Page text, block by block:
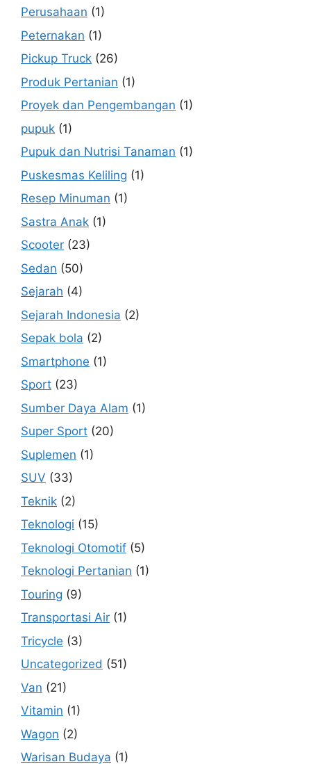
Perusahaan (1)
Peternakan (1)
Pickup Truck (26)
Produk Pertanian (1)
Proyek dan Pengembangan (1)
pupuk (1)
Pupuk dan Nutrisi Tanaman (1)
Puskesmas Keliling (1)
Resep Minuman (1)
Sastra Anak (1)
Scooter (23)
Sedan (50)
Sejarah (4)
Sejarah Indonesia (2)
Sepak bola (2)
Smartphone (1)
Sport (23)
Sumber Daya Alam (1)
Super Sport (20)
Suplemen (1)
SUV (33)
Teknik (2)
Teknologi (15)
Teknologi Otomotif (5)
Teknologi Pertanian (1)
Touring (9)
Transportasi Air (1)
Tricycle (3)
Uncategorized (51)
Van (21)
Vitamin (1)
Wagon (2)
Warisan Budaya (1)